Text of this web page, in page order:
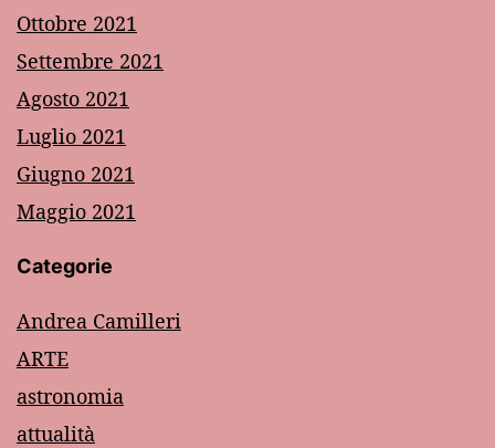
Ottobre 2021
Settembre 2021
Agosto 2021
Luglio 2021
Giugno 2021
Maggio 2021
Categorie
Andrea Camilleri
ARTE
astronomia
attualità